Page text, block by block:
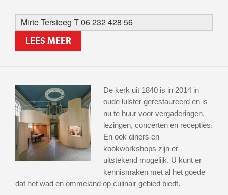
Mirte Tersteeg T 06 232 428 56
LEES MEER
De kerk uit 1840 is in 2014 in
oude luister gerestaureerd en is
nu te huur voor vergaderingen,
lezingen, concerten en recepties.
En ook diners en
kookworkshops zijn er
uitstekend mogelijk. U kunt er
kennismaken met al het goede
dat het wad en ommeland op culinair gebied biedt.